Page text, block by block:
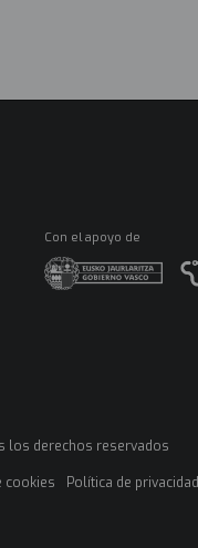
Con el apoyo de
los derechos reservados
cookies Política de privacidad